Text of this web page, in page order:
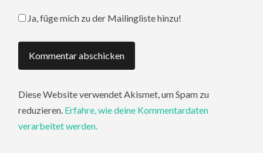
Ja, füge mich zu der Mailingliste hinzu!
Diese Website verwendet Akismet, um Spam zu
reduzieren. Erfahre, wie deine Kommentardaten
verarbeitet werden.